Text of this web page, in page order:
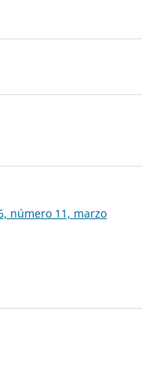
número 11, marzo